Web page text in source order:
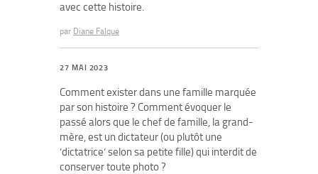
avec cette histoire.
par Diane Falque
27 MAI 2023
Comment exister dans une famille marquée
par son histoire ? Comment évoquer le
passé alors que le chef de famille, la grand-
mère, est un dictateur (ou plutôt une
’dictatrice’ selon sa petite fille) qui interdit de
conserver toute photo ?